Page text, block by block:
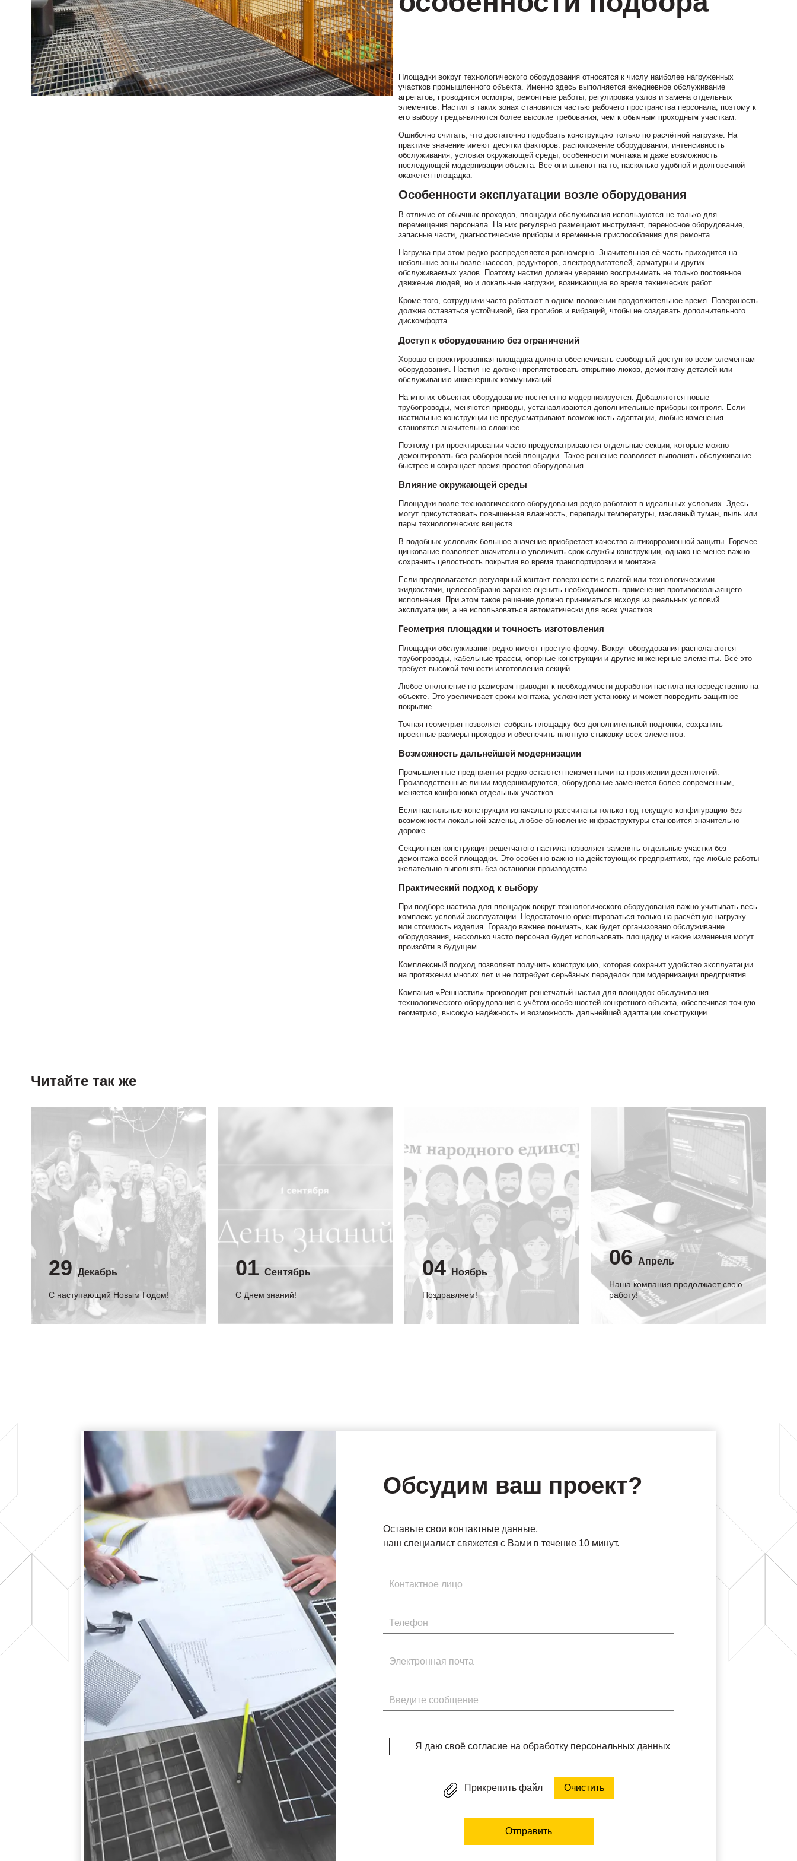
Площадки вокруг технологического оборудования относятся к числу наиболее нагруженных
участков промышленного объекта. Именно здесь выполняется ежедневное обслуживание
агрегатов, проводятся осмотры, ремонтные работы, регулировка узлов и замена отдельных
элементов. Настил в таких зонах становится частью рабочего пространства персонала, поэтому к
его выбору предъявляются более высокие требования, чем к обычным проходным участкам.
Ошибочно считать, что достаточно подобрать конструкцию только по расчётной нагрузке. На
практике значение имеют десятки факторов: расположение оборудования, интенсивность
обслуживания, условия окружающей среды, особенности монтажа и даже возможность
последующей модернизации объекта. Все они влияют на то, насколько удобной и долговечной
окажется площадка.
Особенности эксплуатации возле оборудования
В отличие от обычных проходов, площадки обслуживания используются не только для
перемещения персонала. На них регулярно размещают инструмент, переносное оборудование,
запасные части, диагностические приборы и временные приспособления для ремонта.
Нагрузка при этом редко распределяется равномерно. Значительная её часть приходится на
небольшие зоны возле насосов, редукторов, электродвигателей, арматуры и других
обслуживаемых узлов. Поэтому настил должен уверенно воспринимать не только постоянное
движение людей, но и локальные нагрузки, возникающие во время технических работ.
Кроме того, сотрудники часто работают в одном положении продолжительное время. Поверхность
должна оставаться устойчивой, без прогибов и вибраций, чтобы не создавать дополнительного
дискомфорта.
Доступ к оборудованию без ограничений
Хорошо спроектированная площадка должна обеспечивать свободный доступ ко всем элементам
оборудования. Настил не должен препятствовать открытию люков, демонтажу деталей или
обслуживанию инженерных коммуникаций.
На многих объектах оборудование постепенно модернизируется. Добавляются новые
трубопроводы, меняются приводы, устанавливаются дополнительные приборы контроля. Если
настильные конструкции не предусматривают возможность адаптации, любые изменения
становятся значительно сложнее.
Поэтому при проектировании часто предусматриваются отдельные секции, которые можно
демонтировать без разборки всей площадки. Такое решение позволяет выполнять обслуживание
быстрее и сокращает время простоя оборудования.
Влияние окружающей среды
Площадки возле технологического оборудования редко работают в идеальных условиях. Здесь
могут присутствовать повышенная влажность, перепады температуры, масляный туман, пыль или
пары технологических веществ.
В подобных условиях большое значение приобретает качество антикоррозионной защиты. Горячее
цинкование позволяет значительно увеличить срок службы конструкции, однако не менее важно
сохранить целостность покрытия во время транспортировки и монтажа.
Если предполагается регулярный контакт поверхности с влагой или технологическими
жидкостями, целесообразно заранее оценить необходимость применения противоскользящего
исполнения. При этом такое решение должно приниматься исходя из реальных условий
эксплуатации, а не использоваться автоматически для всех участков.
Геометрия площадки и точность изготовления
Площадки обслуживания редко имеют простую форму. Вокруг оборудования располагаются
трубопроводы, кабельные трассы, опорные конструкции и другие инженерные элементы. Всё это
требует высокой точности изготовления секций.
Любое отклонение по размерам приводит к необходимости доработки настила непосредственно на
объекте. Это увеличивает сроки монтажа, усложняет установку и может повредить защитное
покрытие.
Точная геометрия позволяет собрать площадку без дополнительной подгонки, сохранить
проектные размеры проходов и обеспечить плотную стыковку всех элементов.
Возможность дальнейшей модернизации
Промышленные предприятия редко остаются неизменными на протяжении десятилетий.
Производственные линии модернизируются, оборудование заменяется более современным,
меняется конфоновка отдельных участков.
Если настильные конструкции изначально рассчитаны только под текущую конфигурацию без
возможности локальной замены, любое обновление инфраструктуры становится значительно
дороже.
Секционная конструкция решетчатого настила позволяет заменять отдельные участки без
демонтажа всей площадки. Это особенно важно на действующих предприятиях, где любые работы
желательно выполнять без остановки производства.
Практический подход к выбору
При подборе настила для площадок вокруг технологического оборудования важно учитывать весь
комплекс условий эксплуатации. Недостаточно ориентироваться только на расчётную нагрузку
или стоимость изделия. Гораздо важнее понимать, как будет организовано обслуживание
оборудования, насколько часто персонал будет использовать площадку и какие изменения могут
произойти в будущем.
Комплексный подход позволяет получить конструкцию, которая сохранит удобство эксплуатации
на протяжении многих лет и не потребует серьёзных переделок при модернизации предприятия.
Компания «Решнастил» производит решетчатый настил для площадок обслуживания
технологического оборудования с учётом особенностей конкретного объекта, обеспечивая точную
геометрию, высокую надёжность и возможность дальнейшей адаптации конструкции.
Читайте так же
29 Декабрь
С наступающий Новым Годом!
01 Сентябрь
C Днем знаний!
04 Ноябрь
Поздравляем!
06 Апрель
Наша компания продолжает свою
работу!
Обсудим ваш проект?
Оставьте свои контактные данные,
наш специалист свяжется с Вами в течение 10 минут.
Имя
Телефон
Электронная почта
Введите сообщение
Я даю своё согласие на обработку персональных данных
Прикрепить файл Очистить
Отправить